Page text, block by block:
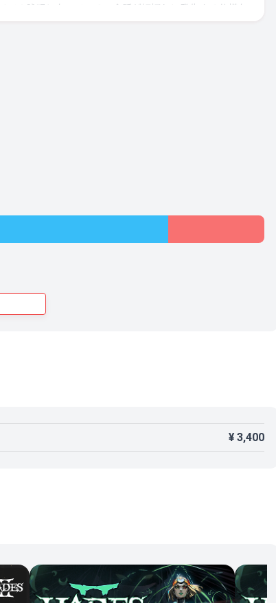
ベの詠唱になっている。会話が細切れに発生する仕様な
¥ 3,400